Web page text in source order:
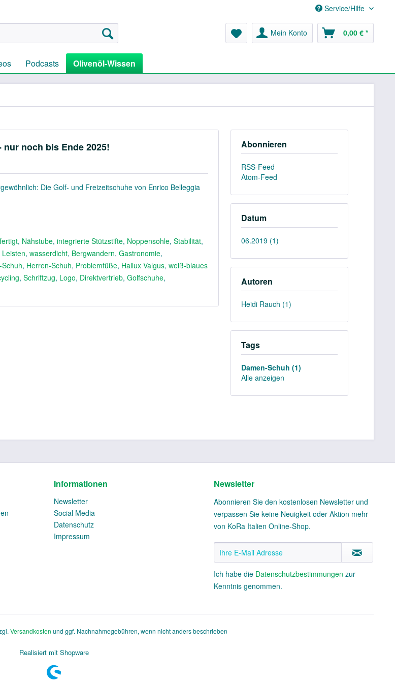
Service/Hilfe
Mein Konto 0,00 € *
Podcasts Olivenöl-Wissen
Abonnieren
RSS-Feed
Atom-Feed
Datum
06.2019 (1)
Autoren
Heidi Rauch (1)
Tags
Damen-Schuh (1)
Alle anzeigen
noch bis Ende 2025!
Die Golf- und Freizeitschuhe von Enrico Belleggia
, Nähstube,integrierte Stützstifte, Noppensohle,Stabilität,
,wasserdicht, Bergwandern,Gastronomie,
, Herren-Schuh, Problemfüße, Hallux Valgus,weiß-blaues
,Schriftzug, Logo, Direktvertrieb,Golfschuhe,
Informationen
Newsletter
Social Media
Datenschutz
Impressum
Newsletter
Abonnieren Sie den kostenlosen Newsletter und
verpassen Sie keine Neuigkeit oder Aktion mehr
von KoRa Italien Online-Shop.
Ich habe die Datenschutzbestimmungen zur
Kenntnis genommen.
Versandkosten und ggf. Nachnahmegebühren, wenn nicht anders beschrieben
Realisiert mit Shopware